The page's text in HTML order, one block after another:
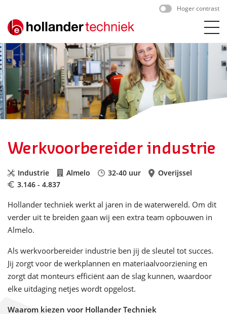
content
Hoger contrast
Werkvoorbereider industrie
Industrie Almelo 32-40 uur
Overijssel
3.146 - 4.837
Hollander techniek werkt al jaren in de waterwereld. Om dit
verder uit te breiden gaan wij een extra team opbouwen in
Almelo.
Als werkvoorbereider industrie ben jij de sleutel tot succes.
Jij zorgt voor de werkplannen en materiaalvoorziening en
zorgt dat monteurs efficiënt aan de slag kunnen, waardoor
elke uitdaging netjes wordt opgelost.
Waarom kiezen voor Hollander Techniek